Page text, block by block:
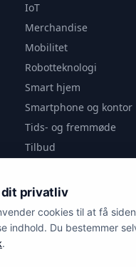
IoT
Merchandise
Mobilitet
Robotteknologi
Smart hjem
Smartphone og kontor
Tids- og fremmøde
Tilbud
Videoanalyse
Outlet
privatliv
cookies til at få
indhold. Du bestemmer
.